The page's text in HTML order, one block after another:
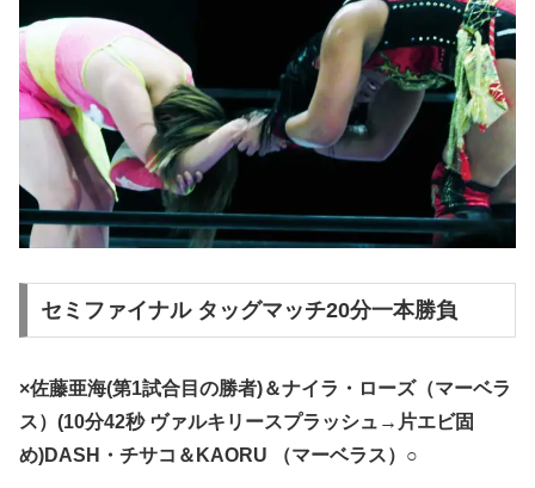
セミファイナル タッグマッチ20分一本勝負
×佐藤亜海(第1試合目の勝者)＆ナイラ・ローズ（マーベラ
ス）(10分42秒 ヴァルキリースプラッシュ→片エビ固
め)DASH・チサコ＆KAORU （マーベラス）○